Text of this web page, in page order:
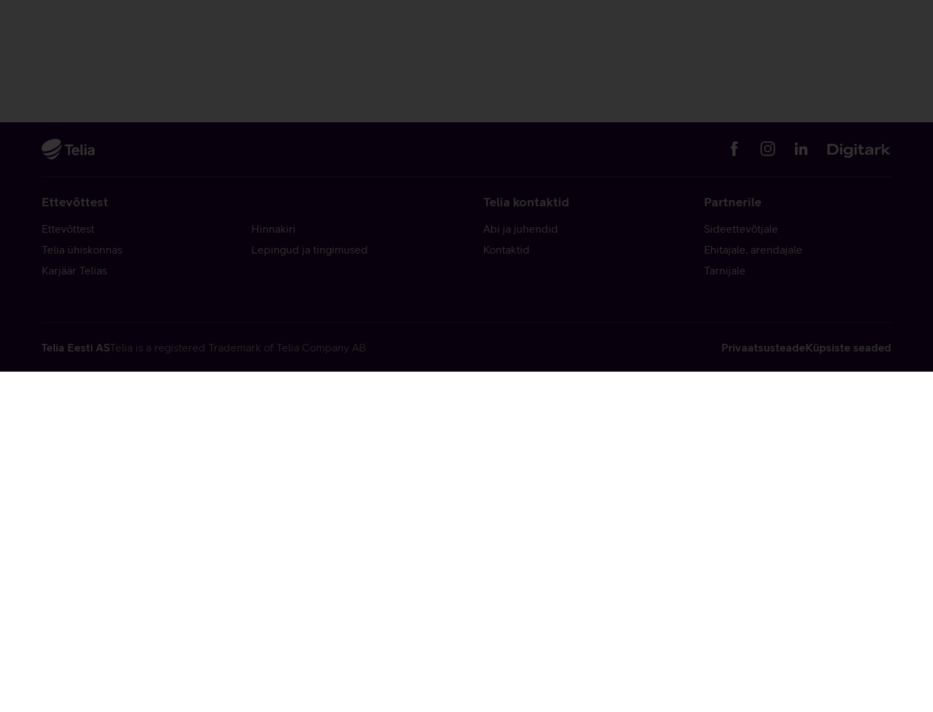
Ettevõttest
Ettevõttest
Telia ühiskonnas
Karjäär Telias
Hinnakiri
Lepingud ja tingimused
Telia kontaktid
Abi ja juhendid
Kontaktid
Partnerile
Sideettevõtjale
Ehitajale, arendajale
Tarnijale
Telia Eesti ASTelia is a registered Trademark of Telia Company AB PrivaatsusteadeKüpsiste seaded